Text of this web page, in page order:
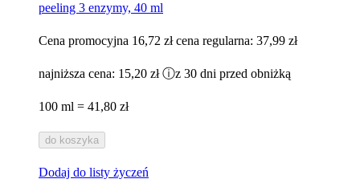
peeling 3 enzymy, 40 ml
Cena promocyjna 16,72 zł cena regularna: 37,99 zł
najniższa cena: 15,20 zł ⓘz 30 dni przed obniżką
100 ml = 41,80 zł
do koszyka
Dodaj do listy życzeń